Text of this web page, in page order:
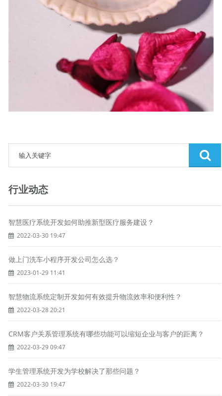
行业动态
智慧医疗系统开发如何助推新型医疗服务建设？
2022-03-30 19:47
做上门洗车小程序开发公司怎么选？
2023-01-29 11:41
智慧物流系统定制开发如何有效提升物流效率和便利性？
2022-03-28 20:21
CRM客户关系管理系统有哪些功能可以缩短企业与客户的距离？
2022-03-29 09:47
学生管理系统开发为学校解决了那些问题？
2022-03-30 19:47